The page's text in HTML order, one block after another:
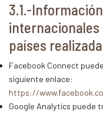
3.1.-
países
Facebook Connect
siguiente enlace:
https://
Google Analytics puede